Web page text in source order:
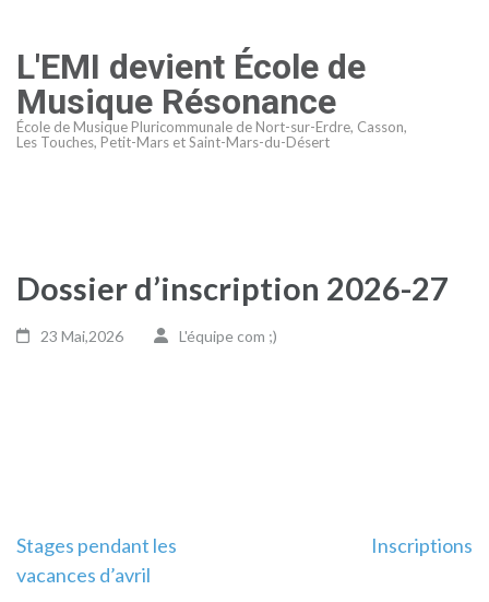
L'EMI devient École de
Musique Résonance
École de Musique Pluricommunale de Nort-sur-Erdre, Casson,
Les Touches, Petit-Mars et Saint-Mars-du-Désert
Dossier d’inscription 2026-27
23 Mai,2026 L'équipe com ;)
Navigation
de
Stages pendant les
vacances d’avril
Inscriptions